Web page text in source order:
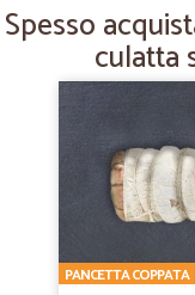
Ottimo
Ottimo Prodotto:
Spesso
culatta
PANCETTA COPPATA